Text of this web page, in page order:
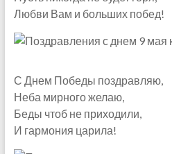
Любви Вам и больших побед!
С Днем Победы поздравляю,
Неба мирного желаю,
Беды чтоб не приходили,
И гармония царила!